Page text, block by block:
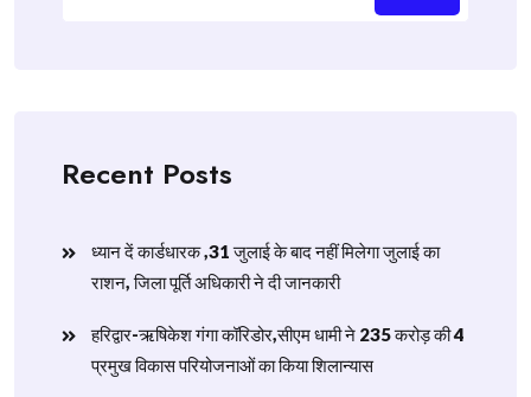
Recent Posts
ध्यान दें कार्डधारक ,31 जुलाई के बाद नहीं मिलेगा जुलाई का
राशन, जिला पूर्ति अधिकारी ने दी जानकारी
हरिद्वार-ऋषिकेश गंगा कॉरिडोर,सीएम धामी ने 235 करोड़ की 4
प्रमुख विकास परियोजनाओं का किया शिलान्यास